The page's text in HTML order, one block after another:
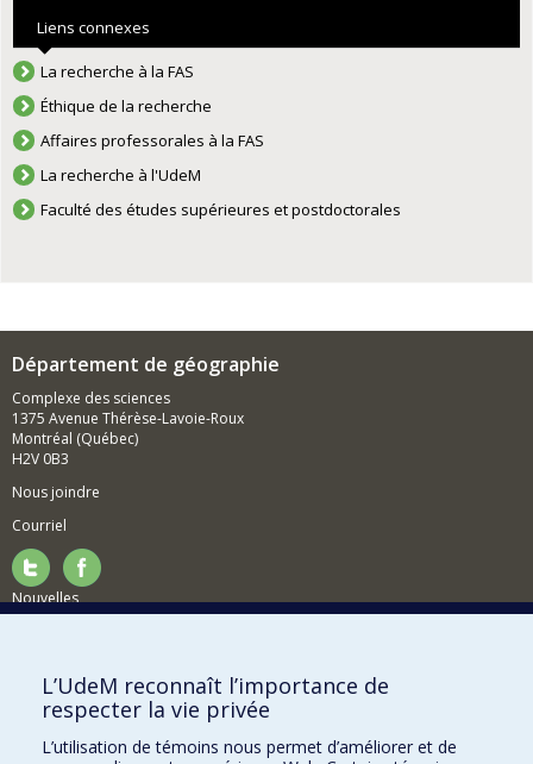
Liens connexes
La recherche à la FAS
Éthique de la recherche
Affaires professorales à la FAS
La recherche à l'UdeM
Faculté des études supérieures et postdoctorales
Département de géographie
Complexe des sciences
1375 Avenue Thérèse-Lavoie-Roux
Montréal (Québec)
H2V 0B3
Nous joindre
Courriel
Nouvelles
Comment soutenir le Département?
BESOIN D'AIDE?
Plan du site
L’UdeM reconnaît l’importance de
respecter la vie privée
L’utilisation de témoins nous permet d’améliorer et de